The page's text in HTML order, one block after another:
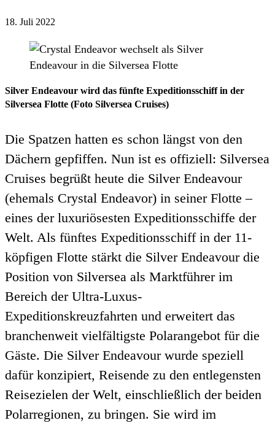
18. Juli 2022
Silver Endeavour wird das fünfte Expeditionsschiff in der
Silversea Flotte (Foto Silversea Cruises)
Die Spatzen hatten es schon längst von den
Dächern gepfiffen. Nun ist es offiziell: Silversea
Cruises begrüßt heute die Silver Endeavour
(ehemals Crystal Endeavor) in seiner Flotte –
eines der luxuriösesten Expeditionsschiffe der
Welt. Als fünftes Expeditionsschiff in der 11-
köpfigen Flotte stärkt die Silver Endeavour die
Position von Silversea als Marktführer im
Bereich der Ultra-Luxus-
Expeditionskreuzfahrten und erweitert das
branchenweit vielfältigste Polarangebot für die
Gäste. Die Silver Endeavour wurde speziell
dafür konzipiert, Reisende zu den entlegensten
Reisezielen der Welt, einschließlich der beiden
Polarregionen, zu bringen. Sie wird im